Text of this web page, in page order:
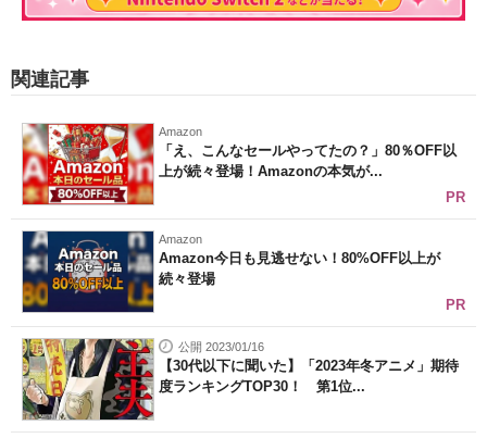
関連記事
Amazon
「え、こんなセールやってたの？」80％OFF以
上が続々登場！Amazonの本気が...
PR
Amazon
Amazon今日も見逃せない！80%OFF以上が
続々登場
PR
公開 2023/01/16
【30代以下に聞いた】「2023年冬アニメ」期待
度ランキングTOP30！ 第1位...